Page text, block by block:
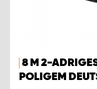
8 M 2-
POLIGEM